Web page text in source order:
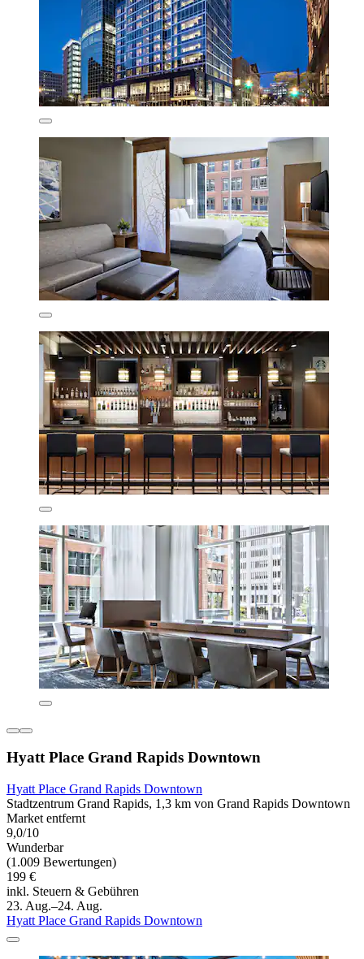
Hyatt Place Grand Rapids Downtown
Hyatt Place Grand Rapids Downtown
Stadtzentrum Grand Rapids, 1,3 km von Grand Rapids Downtown
Market entfernt
9,0/10
Wunderbar
(1.009 Bewertungen)
199 €
inkl. Steuern & Gebühren
23. Aug.–24. Aug.
Hyatt Place Grand Rapids Downtown